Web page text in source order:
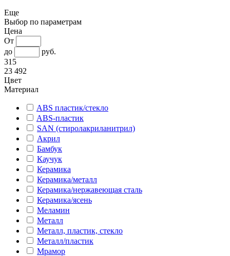
Еще
Выбор по параметрам
Цена
От
до
руб.
315
23 492
Цвет
Материал
ABS пластик/стекло
ABS-пластик
SAN (стиролакриланитрил)
Акрил
Бамбук
Каучук
Керамика
Керамика/металл
Керамика/нержавеющая сталь
Керамика/ясень
Меламин
Металл
Металл, пластик, стекло
Металл/пластик
Мрамор